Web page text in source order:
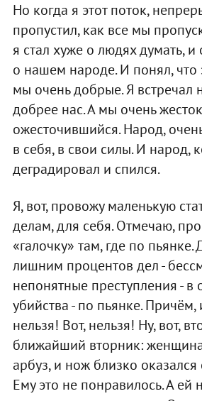
Но когда я этот поток,
пропустил, как все мы
я стал хуже о людях думать,
о нашем народе. И понял, что
мы очень добрые. Я встречал
добрее нас. А мы очень
ожесточившийся. Народ,
в себя, в свои силы. И народ,
деградировал и спился.
Я, вот, провожу маленькую
делам, для себя. Отмечаю,
«галочку» там, где по пьянке.
лишним процентов дел -
непонятные преступления - в
убийства - по пьянке. Причём,
нельзя! Вот, нельзя! Ну, вот,
ближайший вторник:
арбуз, и нож близко
Ему это не понравилось. А ей